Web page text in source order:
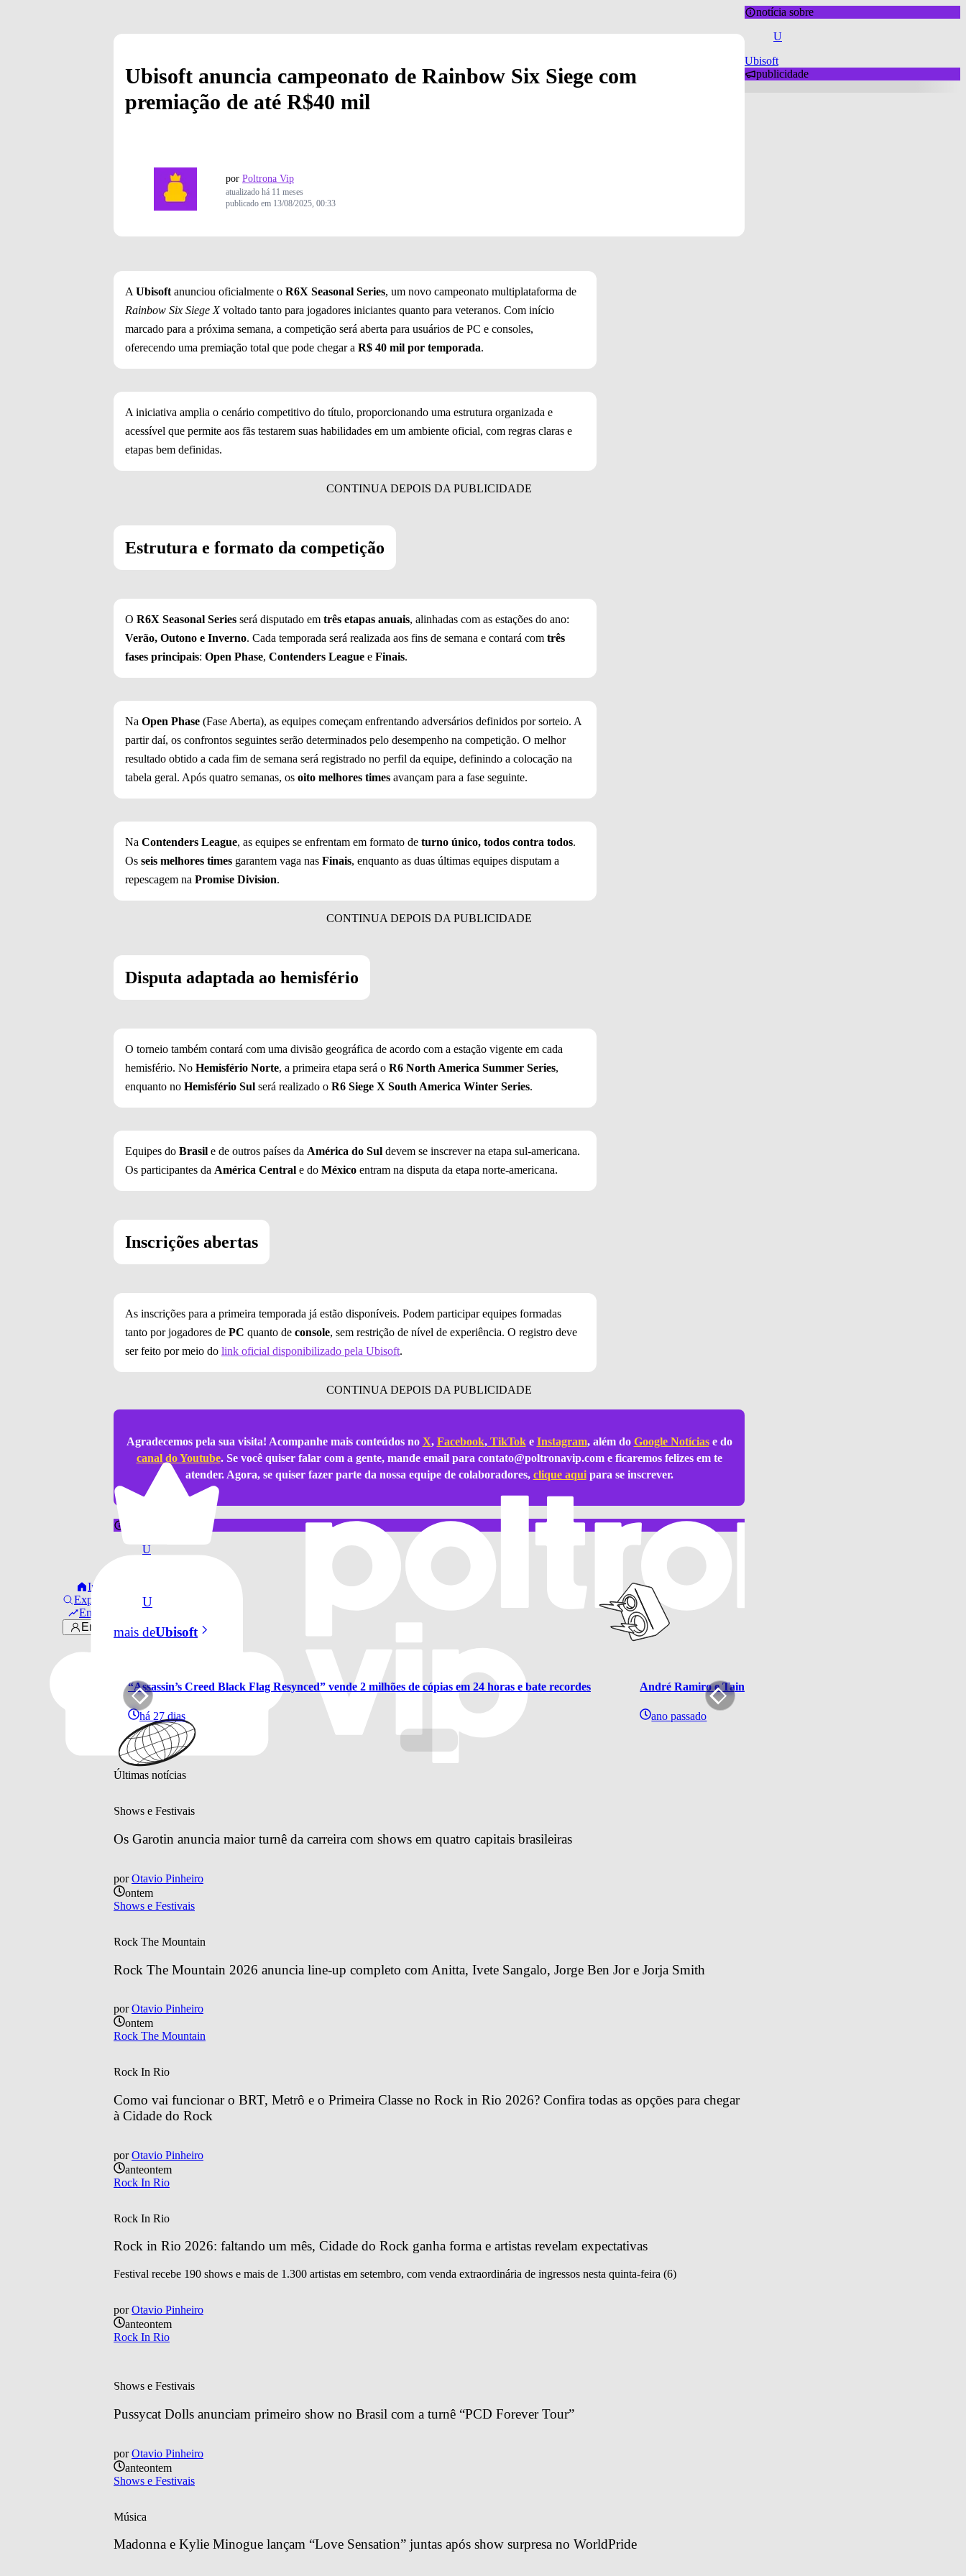
Início
Explorar
Em alta
Entrar
Ubisoft anuncia campeonato de Rainbow Six Siege com
premiação de até R$40 mil
por Poltrona Vip
atualizado há 11 meses
publicado em 13/08/2025, 00:33
A Ubisoft anunciou oficialmente o R6X Seasonal Series, um novo campeonato multiplataforma de
Rainbow Six Siege Xvoltado tanto para jogadores iniciantes quanto para veteranos. Com início
marcado para a próxima semana, a competição será aberta para usuários de PC e consoles,
oferecendo uma premiação total que pode chegar a R$ 40 mil por temporada.
A iniciativa amplia o cenário competitivo do título, proporcionando uma estrutura organizada e
acessível que permite aos fãs testarem suas habilidades em um ambiente oficial, com regras claras e
etapas bem definidas.
Estrutura e formato da competição
O R6X Seasonal Series será disputado em três etapas anuais, alinhadas com as estações do ano:
Verão, Outono e Inverno. Cada temporada será realizada aos fins de semana e contará com três
fases principais: Open Phase, Contenders League e Finais.
Na Open Phase (Fase Aberta), as equipes começam enfrentando adversários definidos por sorteio. A
partir daí, os confrontos seguintes serão determinados pelo desempenho na competição. O melhor
resultado obtido a cada fim de semana será registrado no perfil da equipe, definindo a colocação na
tabela geral. Após quatro semanas, os oito melhores times avançam para a fase seguinte.
Na Contenders League, as equipes se enfrentam em formato de turno único, todos contra todos.
Os seis melhores times garantem vaga nas Finais, enquanto as duas últimas equipes disputam a
repescagem na Promise Division.
Disputa adaptada ao hemisfério
O torneio também contará com uma divisão geográfica de acordo com a estação vigente em cada
hemisfério. No Hemisfério Norte, a primeira etapa será o R6 North America Summer Series,
enquanto no Hemisfério Sul será realizado o R6 Siege X South America Winter Series.
Equipes do Brasil e de outros países da América do Sul devem se inscrever na etapa sul-americana.
Os participantes da América Central e do México entram na disputa da etapa norte-americana.
Inscrições abertas
As inscrições para a primeira temporada já estão disponíveis. Podem participar equipes formadas
tanto por jogadores de PC quanto de console, sem restrição de nível de experiência. O registro deve
ser feito por meio do link oficial disponibilizado pela Ubisoft.
Agradecemos pela sua visita! Acompanhe mais conteúdos no X, Facebook,TikToke Instagram, além do Google Notíciase do
canal do Youtube. Se você quiser falar com a gente, mande email para contato@poltronavip.come ficaremos felizes em te
atender. Agora, se quiser fazer parte da nossa equipe de colaboradores, clique aquipara se inscrever.
U
U
mais deUbisoft
“Assassin’s Creed Black Flag Resynced” vende 2 milhões de cópias em 24 horas e bate recordes
há 27 dias
André Ramiro e Tainá Müller serão as vozes brasileiras oficiais do
ano passado
Últimas notícias
Shows e Festivais
Os Garotin anuncia maior turnê da carreira com shows em quatro capitais brasileiras
por Otavio Pinheiro
ontem
Shows e Festivais
Rock The Mountain
Rock The Mountain 2026 anuncia line-up completo com Anitta, Ivete Sangalo, Jorge Ben Jor e Jorja Smith
por Otavio Pinheiro
ontem
Rock The Mountain
Rock In Rio
Como vai funcionar o BRT, Metrô e o Primeira Classe no Rock in Rio 2026? Confira todas as opções para chegar
à Cidade do Rock
por Otavio Pinheiro
anteontem
Rock In Rio
Rock In Rio
Rock in Rio 2026: faltando um mês, Cidade do Rock ganha forma e artistas revelam expectativas
Festival recebe 190 shows e mais de 1.300 artistas em setembro, com venda extraordinária de ingressos nesta quinta-feira (6)
por Otavio Pinheiro
anteontem
Rock In Rio
Shows e Festivais
Pussycat Dolls anunciam primeiro show no Brasil com a turnê “PCD Forever Tour”
por Otavio Pinheiro
anteontem
Shows e Festivais
Música
Madonna e Kylie Minogue lançam “Love Sensation” juntas após show surpresa no WorldPride
notícia sobre
U
Ubisoft
publicidade